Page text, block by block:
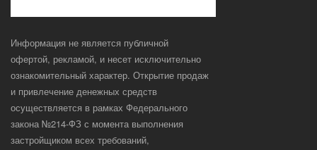
Информация не является публичной
офертой, рекламой, и несет исключительно
ознакомительный характер. Открытие продаж
и привлечение денежных средств
осуществляется в рамках Федерального
закона №214-ФЗ с момента выполнения
застройщиком всех требований,